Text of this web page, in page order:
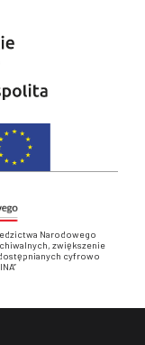
Narodowego
zwiększenie
cyfrowo